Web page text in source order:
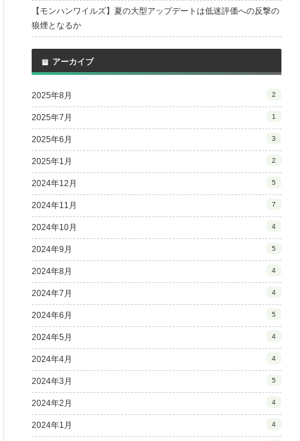
【モンハンワイルズ】夏の大型アップデートは低迷評価への反撃の
狼煙となるか
アーカイブ
2025年8月 2
2025年7月 1
2025年6月 3
2025年1月 2
2024年12月 5
2024年11月 7
2024年10月 4
2024年9月 5
2024年8月 4
2024年7月 4
2024年6月 5
2024年5月 4
2024年4月 4
2024年3月 5
2024年2月 4
2024年1月 4